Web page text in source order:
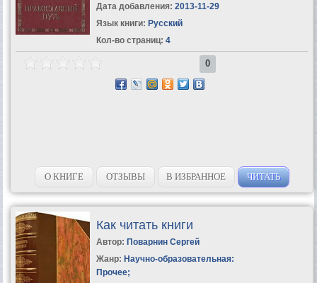
Дата добавления: 2013-11-29
Язык книги: Русский
Кол-во страниц: 4
0
О КНИГЕ ОТЗЫВЫ В ИЗБРАННОЕ ЧИТАТЬ
Как читать книги
Автор: Поварнин Сергей
Жанр: Научно-образовательная:
Прочее;